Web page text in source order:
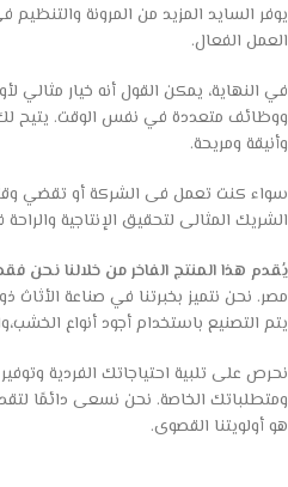
يوفر السايد المزيد من المرونة
العمل الفعال.
في النهاية، يمكن القول أنه خيار مثالي
ووظائف متعددة في نفس الوقت. يتيح لك
وأنيقة ومريحة.
سواء كنت تعمل فى الشركة أو تقضي
الشريك المثالى لتحقيق الإنتاجية
يُقدم هذا المنتج الفاخر من خلالنا نحن
مصر. نحن نتميز بخبرتنا في صناعة الأثاث
يتم التصنيع باستخدام أجود أنواع
نحرص على تلبية احتياجاتك الفردية
ومتطلباتك الخاصة. نحن نسعى دائمًا
هو أولويتنا القصوى.